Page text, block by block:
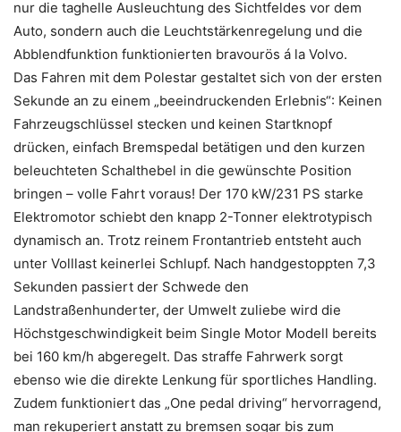
nur die taghelle Ausleuchtung des Sichtfeldes vor dem
Auto, sondern auch die Leuchtstärkenregelung und die
Abblendfunktion funktionierten bravourös á la Volvo.
Das Fahren mit dem Polestar gestaltet sich von der ersten
Sekunde an zu einem „beeindruckenden Erlebnis“: Keinen
Fahrzeugschlüssel stecken und keinen Startknopf
drücken, einfach Bremspedal betätigen und den kurzen
beleuchteten Schalthebel in die gewünschte Position
bringen – volle Fahrt voraus! Der 170 kW/231 PS starke
Elektromotor schiebt den knapp 2-Tonner elektrotypisch
dynamisch an. Trotz reinem Frontantrieb entsteht auch
unter Volllast keinerlei Schlupf. Nach handgestoppten 7,3
Sekunden passiert der Schwede den
Landstraßenhunderter, der Umwelt zuliebe wird die
Höchstgeschwindigkeit beim Single Motor Modell bereits
bei 160 km/h abgeregelt. Das straffe Fahrwerk sorgt
ebenso wie die direkte Lenkung für sportliches Handling.
Zudem funktioniert das „One pedal driving“ hervorragend,
man rekuperiert anstatt zu bremsen sogar bis zum